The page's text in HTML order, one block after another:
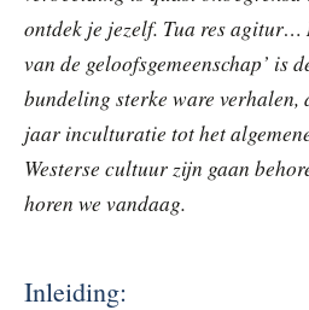
ontdek je jezelf. Tua res agitur…
van de geloofsgemeenschap’ is
bundeling sterke ware verhalen,
jaar inculturatie tot het
Westerse cultuur zijn gaan
horen we vandaag.
Inleiding: